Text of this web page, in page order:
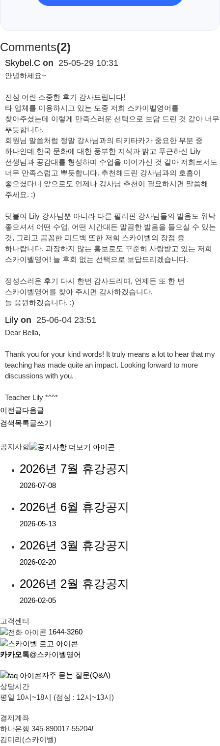
Comments(2)
Skybel.C on 25-05-29 10:31
안녕하세요~
진심 어린 소중한 후기 감사드립니다!
타 업체를 이용하시고 있는 도중 저희 스카이벨영어를
찾아주셨는데 이렇게 만족스러운 선택으로 보답 드린 것 같아 너무
뿌듯합니다.
회원님 말씀처럼 정말 강사님과의 티키타카가 중요한 부분 중
하나인데 한국 문화에 대한 풍부한 지식과 밝고 푸근하신 Lily
선생님과 공감대를 형성하며 수업을 이어가신 것 같아 저희로서도
너무 만족스럽고 뿌듯합니다. 추천해드린 강사님과의 호흡이
좋으셨다니 앞으로도 언제나 강사님 추천이 필요하시면 말씀해
주세요. :)
덧붙여 Lily 강사님뿐 아니라 다른 필리핀 강사님들의 발음도 워낙
좋으셔서 어떤 수업, 어떤 시간대든 말끔한 발음을 들으실 수 있는
것, 그리고 꼼꼼한 피드백 또한 저희 스카이벨의 장점 중
하나랍니다. 과장하지 않는 홍보로도 꾸준히 사랑받고 있는 저희
스카이벨영어! 늘 후회 없는 선택으로 보답드리겠습니다.
정성스러운 후기 다시 한번 감사드리며, 언제든 또 한 번
스카이벨영어를 찾아 주시면 감사하겠습니다.
늘 응원하겠습니다. :)
Lily on 25-06-04 23:51
Dear Bella,
Thank you for your kind words! It truly means a lot to hear that my
teaching has made quite an impact. Looking forward to more
discussions with you.
Teacher Lily *^^*
이전글다음글
검색목록글쓰기
공지사항
2026년 7월 휴강공지
2026-07-08
2026년 6월 휴강공지
2026-05-13
2026년 3월 휴강공지
2026-02-20
2026년 2월 휴강공지
2026-02-05
고객센터
1644-3260
카카오톡@스카이벨영어
자주 묻는 질문(Q&A)
상담시간
평일 10시~18시 (점심 : 12시~13시)
결제계좌
하나은행 345-890017-55204/
김미리(스카이벨)